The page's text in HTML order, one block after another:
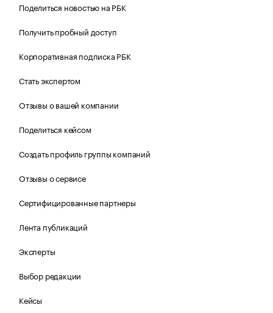
Поделиться новостью на РБК
Получить пробный доступ
Корпоративная подписка РБК
Стать экспертом
Отзывы о вашей компании
Поделиться кейсом
Создать профиль группы компаний
Отзывы о сервисе
Сертифицированные партнеры
Лента публикаций
Эксперты
Выбор редакции
Кейсы